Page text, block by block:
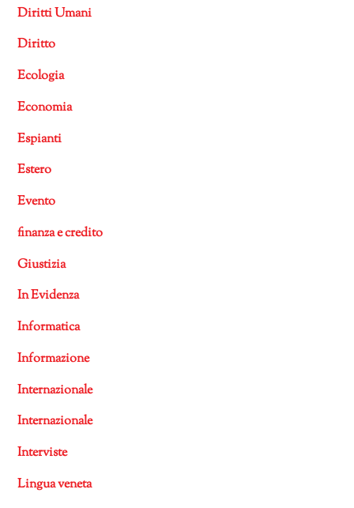
Diritti Umani
Diritto
Ecologia
Economia
Espianti
Estero
Evento
finanza e credito
Giustizia
In Evidenza
Informatica
Informazione
Internazionale
Internazionale
Interviste
Lingua veneta